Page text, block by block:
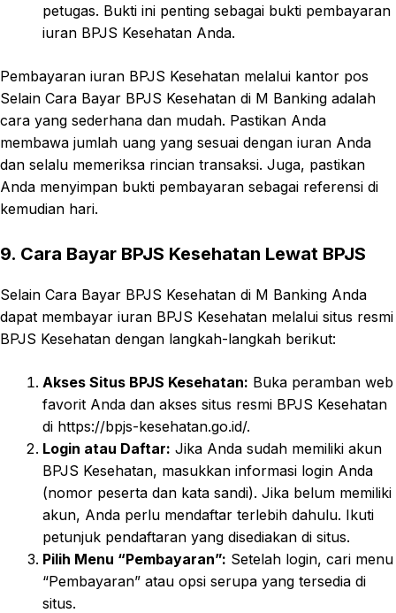
petugas. Bukti ini penting sebagai bukti pembayaran
iuran BPJS Kesehatan Anda.
Pembayaran iuran BPJS Kesehatan melalui kantor pos
Selain Cara Bayar BPJS Kesehatan di M Banking adalah
cara yang sederhana dan mudah. Pastikan Anda
membawa jumlah uang yang sesuai dengan iuran Anda
dan selalu memeriksa rincian transaksi. Juga, pastikan
Anda menyimpan bukti pembayaran sebagai referensi di
kemudian hari.
9. Cara Bayar BPJS Kesehatan Lewat BPJS
Selain Cara Bayar BPJS Kesehatan di M Banking Anda
dapat membayar iuran BPJS Kesehatan melalui situs resmi
BPJS Kesehatan dengan langkah-langkah berikut:
Akses Situs BPJS Kesehatan: Buka peramban web
favorit Anda dan akses situs resmi BPJS Kesehatan
di https://bpjs-kesehatan.go.id/.
Login atau Daftar: Jika Anda sudah memiliki akun
BPJS Kesehatan, masukkan informasi login Anda
(nomor peserta dan kata sandi). Jika belum memiliki
akun, Anda perlu mendaftar terlebih dahulu. Ikuti
petunjuk pendaftaran yang disediakan di situs.
Pilih Menu “Pembayaran”: Setelah login, cari menu
“Pembayaran” atau opsi serupa yang tersedia di
situs.